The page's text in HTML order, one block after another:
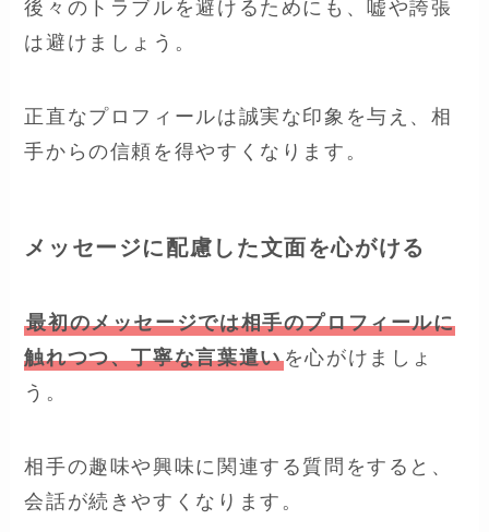
後々のトラブルを避けるためにも、嘘や誇張
は避けましょう。
正直なプロフィールは誠実な印象を与え、相
手からの信頼を得やすくなります。
メッセージに配慮した文面を心がける
最初のメッセージでは相手のプロフィールに
触れつつ、丁寧な言葉遣いを心がけましょ
う。
相手の趣味や興味に関連する質問をすると、
会話が続きやすくなります。